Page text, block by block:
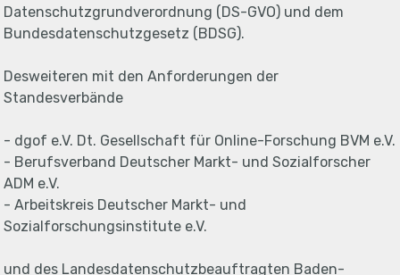
Datenschutzgrundverordnung (DS-GVO) und dem
Bundesdatenschutzgesetz (BDSG).
Desweiteren mit den Anforderungen der
Standesverbände
- dgof e.V. Dt. Gesellschaft für Online-Forschung BVM e.V.
- Berufsverband Deutscher Markt- und Sozialforscher
ADM e.V.
- Arbeitskreis Deutscher Markt- und
Sozialforschungsinstitute e.V.
und des Landesdatenschutzbeauftragten Baden-